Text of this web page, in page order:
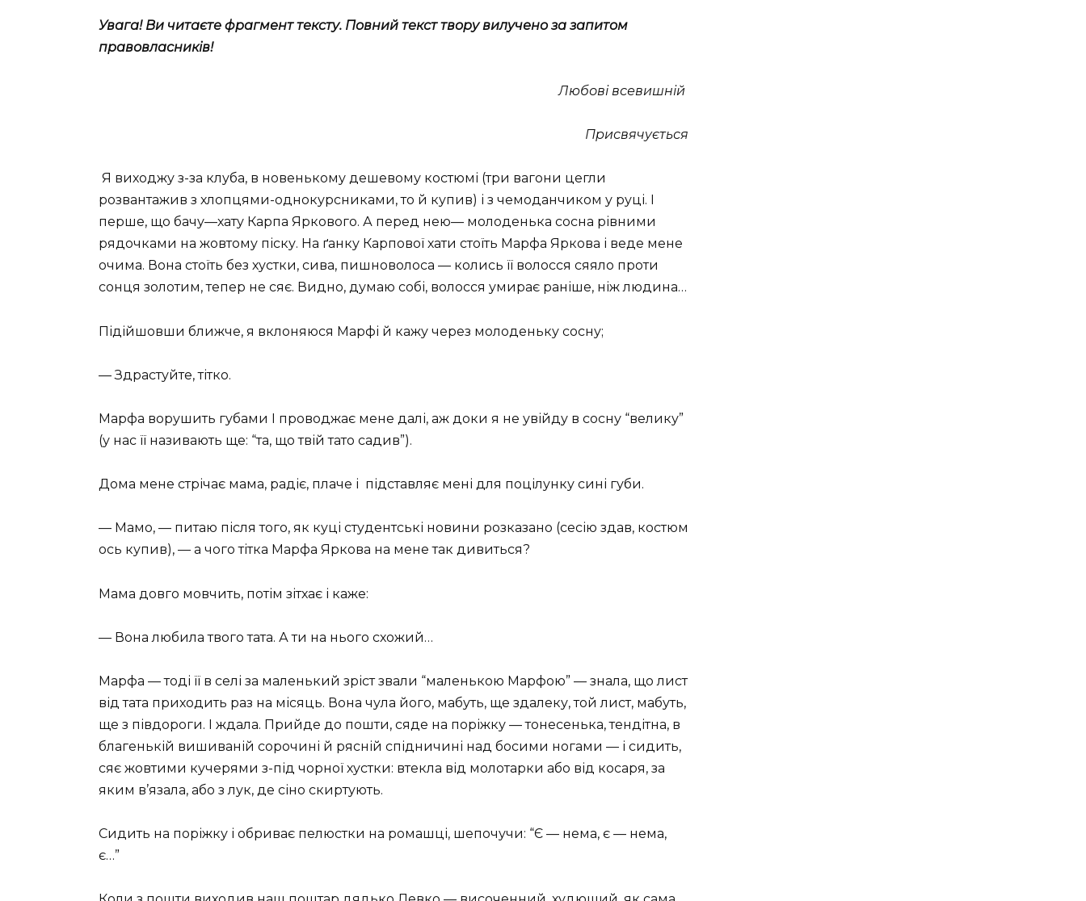
Увага! Ви читаєте фрагмент тексту. Повний текст твору вилучено за запитом
правовласників!
Любові всевишній
Присвячується
Я виходжу з-за клуба, в новенькому дешевому костюмі (три вагони цегли
розвантажив з хлопцями-однокурсниками, то й купив) і з чемоданчиком у руці. І
перше, що бачу—хату Карпа Яркового. А перед нею— молоденька сосна рівними
рядочками на жовтому піску. На ґанку Карпової хати стоїть Марфа Яркова і веде мене
очима. Вона стоїть без хустки, сива, пишноволоса — колись її волосся сяяло проти
сонця золотим, тепер не сяє. Видно, думаю собі, волосся умирає раніше, ніж людина…
Підійшовши ближче, я вклоняюся Марфі й кажу через молоденьку сосну;
— Здрастуйте, тітко.
Марфа ворушить губами І проводжає мене далі, аж доки я не увійду в сосну “велику”
(у нас її називають ще: “та, що твій тато садив”).
Дома мене стрічає мама, радіє, плаче і підставляє мені для поцілунку сині губи.
— Мамо, — питаю після того, як куці студентські новини розказано (сесію здав, костюм
ось купив), — а чого тітка Марфа Яркова на мене так дивиться?
Мама довго мовчить, потім зітхає і каже:
— Вона любила твого тата. А ти на нього схожий…
Марфа — тоді її в селі за маленький зріст звали “маленькою Марфою” — знала, що лист
від тата приходить раз на місяць. Вона чула його, мабуть, ще здалеку, той лист, мабуть,
ще з півдороги. І ждала. Прийде до пошти, сяде на поріжку — тонесенька, тендітна, в
благенькій вишиваній сорочині й рясній спідничині над босими ногами — і сидить,
сяє жовтими кучерями з-під чорної хустки: втекла від молотарки або від косаря, за
яким в’язала, або з лук, де сіно скиртують.
Сидить на поріжку і обриває пелюстки на ромашці, шепочучи: “Є — нема, є — нема,
є…”